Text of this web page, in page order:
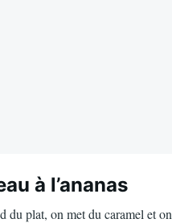
à l’ananas
du plat, on met du caramel et on